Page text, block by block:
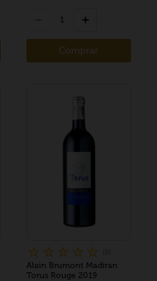
＋
Comprar
☆ ☆ ☆ ☆ ☆
Alain Brumont Madiran
Torus Rouge 2019